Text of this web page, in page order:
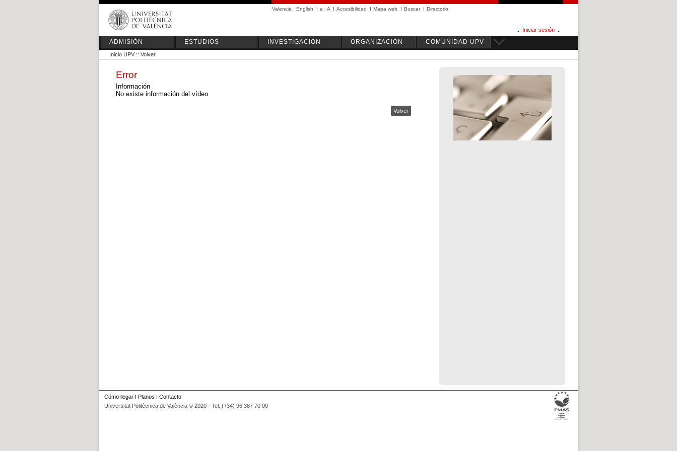
Valencià · English I a ·A I Accesibilidad I Mapa web I Buscar I Directorio
:: Iniciar sesión ::
ADMISIÓN ESTUDIOS INVESTIGACIÓN ORGANIZACIÓN COMUNIDAD UPV
Inicio UPV :: Volver
Error
Información
No existe información del vídeo
Volver
Cómo llegar I Planos I Contacto
Universitat Politècnica de València © 2020 · Tel. (+34) 96 387 70 00